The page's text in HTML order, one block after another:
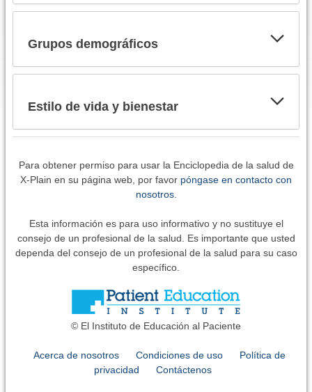
Grupos demográficos
Estilo de vida y bienestar
Para obtener permiso para usar la Enciclopedia de la salud de
X-Plain en su página web, por favor póngase en contacto con
nosotros.
Esta información es para uso informativo y no sustituye el
consejo de un profesional de la salud. Es importante que usted
dependa del consejo de un profesional de la salud para su caso
específico.
© El Instituto de Educación al Paciente
Acerca de nosotros Condiciones de uso
Política de
privacidad
Contáctenos